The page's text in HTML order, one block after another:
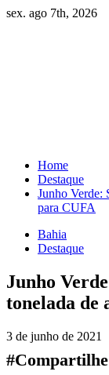
Skip
sex. ago 7th, 2026
Home
Destaque
Junho Verde:
para CUFA
Bahia
Destaque
Junho
tonelada de
3 de junho de 2021
#Compartilhe